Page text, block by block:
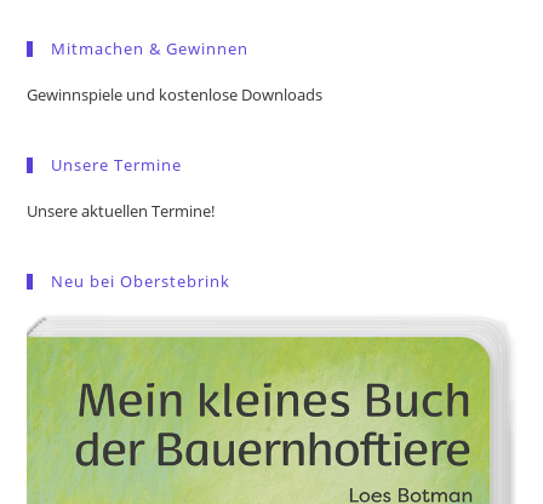
Mitmachen & Gewinnen
Gewinnspiele und kostenlose Downloads
Unsere Termine
Unsere aktuellen Termine!
Neu bei Oberstebrink